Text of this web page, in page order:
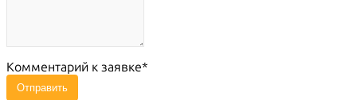
Комментарий к заявке
Отправить